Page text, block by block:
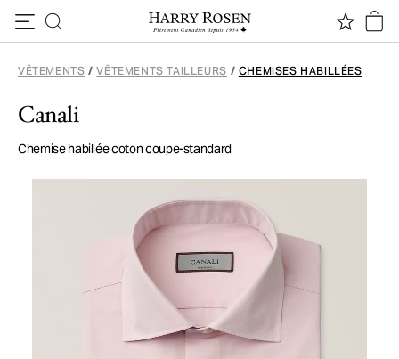
VÊTEMENTS / VÊTEMENTS TAILLEURS / CHEMISES HABILLÉES
Canali
Chemise habillée coton coupe-standard